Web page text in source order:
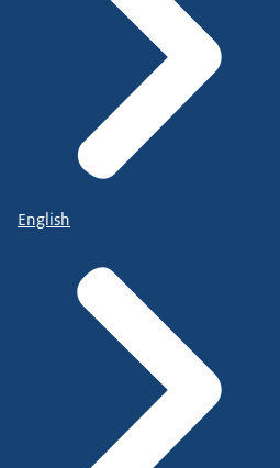
English